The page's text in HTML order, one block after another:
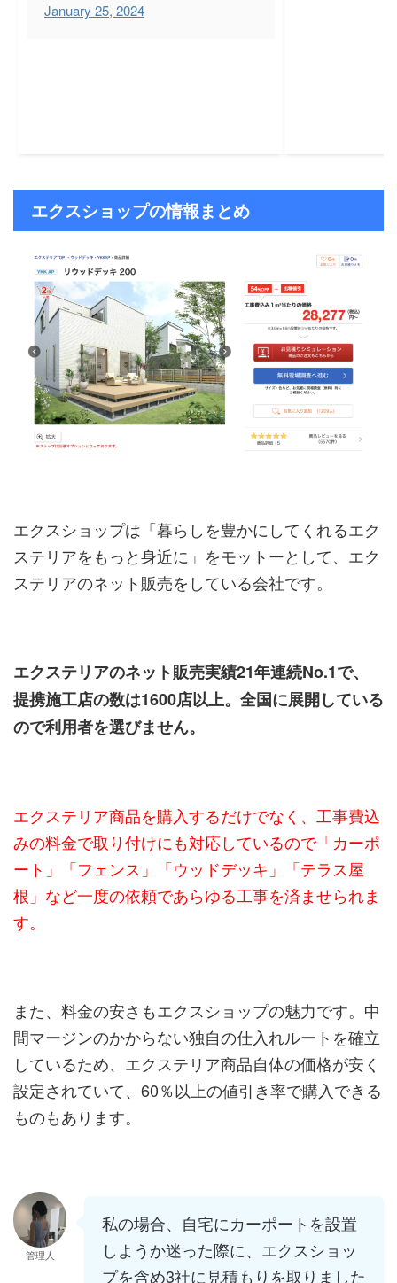
January 25, 2024
エクスショップの情報まとめ
エクスショップは「暮らしを豊かにしてくれるエク
ステリアをもっと身近に」をモットーとして、エク
ステリアのネット販売をしている会社です。
エクステリアのネット販売実績21年連続No.1で、
提携施工店の数は1600店以上。全国に展開している
ので利用者を選びません。
エクステリア商品を購入するだけでなく、工事費込
みの料金で取り付けにも対応しているので「カーポ
ート」「フェンス」「ウッドデッキ」「テラス屋
根」など一度の依頼であらゆる工事を済ませられま
す。
また、料金の安さもエクスショップの魅力です。中
間マージンのかからない独自の仕入れルートを確立
しているため、エクステリア商品自体の価格が安く
設定されていて、60％以上の値引き率で購入できる
ものもあります。
管理人
私の場合、自宅にカーポートを設置
しようか迷った際に、エクスショッ
プを含め3社に見積もりを取りました